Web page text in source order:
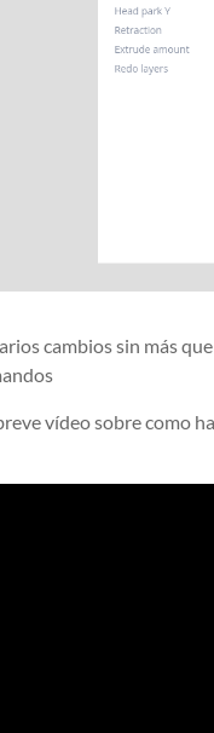
cambios sin más
vídeo sobre como